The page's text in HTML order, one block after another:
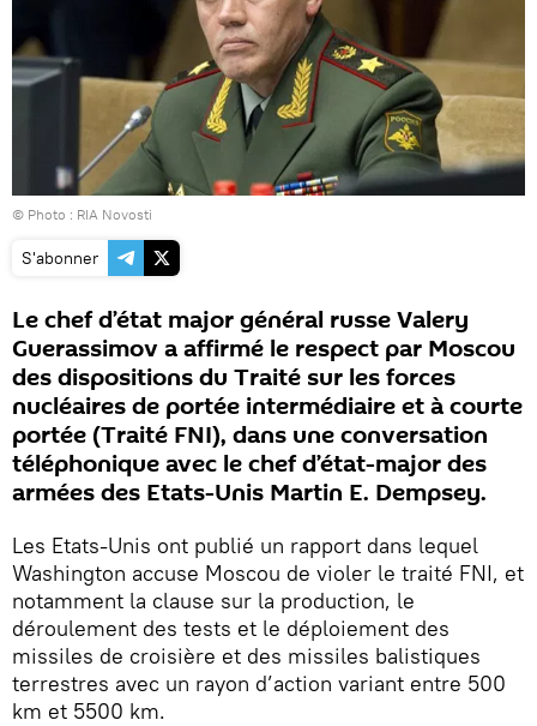
© Photo : RIA Novosti
S'abonner
Le chef d’état major général russe Valery
Guerassimov a affirmé le respect par Moscou
des dispositions du Traité sur les forces
nucléaires de portée intermédiaire et à courte
portée (Traité FNI), dans une conversation
téléphonique avec le chef d’état-major des
armées des Etats-Unis Martin E. Dempsey.
Les Etats-Unis ont publié un rapport dans lequel
Washington accuse Moscou de violer le traité FNI, et
notamment la clause sur la production, le
déroulement des tests et le déploiement des
missiles de croisière et des missiles balistiques
terrestres avec un rayon d’action variant entre 500
km et 5500 km.